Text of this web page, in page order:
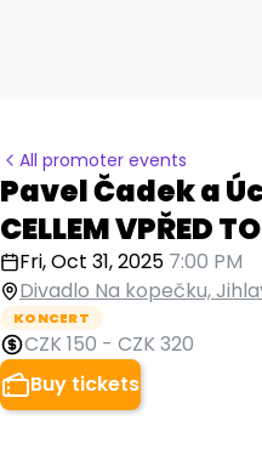
All promoter events
Pavel Čadek a
CELLEM VPŘED
Fri, Oct 31, 2025 7:00 PM
Divadlo Na kopečku,
KONCERT
CZK 150 - CZK 320
Buy tickets